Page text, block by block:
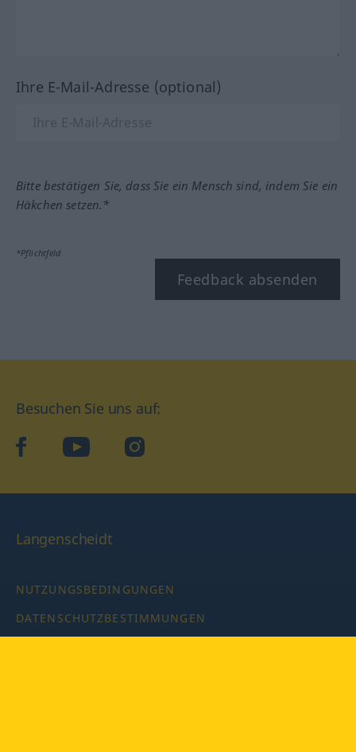
Ihre E-Mail-Adresse (optional)
Bitte bestätigen Sie, dass Sie ein Mensch sind, indem Sie ein
Häkchen setzen.*
*Pflichtfeld
Feedback absenden
Besuchen Sie uns auf:
facebookYouTube Instagram
Langenscheidt
NUTZUNGSBEDINGUNGEN
DATENSCHUTZBESTIMMUNGEN